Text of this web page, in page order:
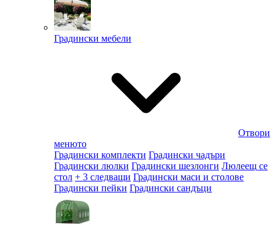
Градински мебели
Отвори
менюто
Градински комплекти Градински чадъри
Градински люлки Градински шезлонги Люлеещ се
стол + 3 следващи Градински маси и столове
Градински пейки Градински сандъци